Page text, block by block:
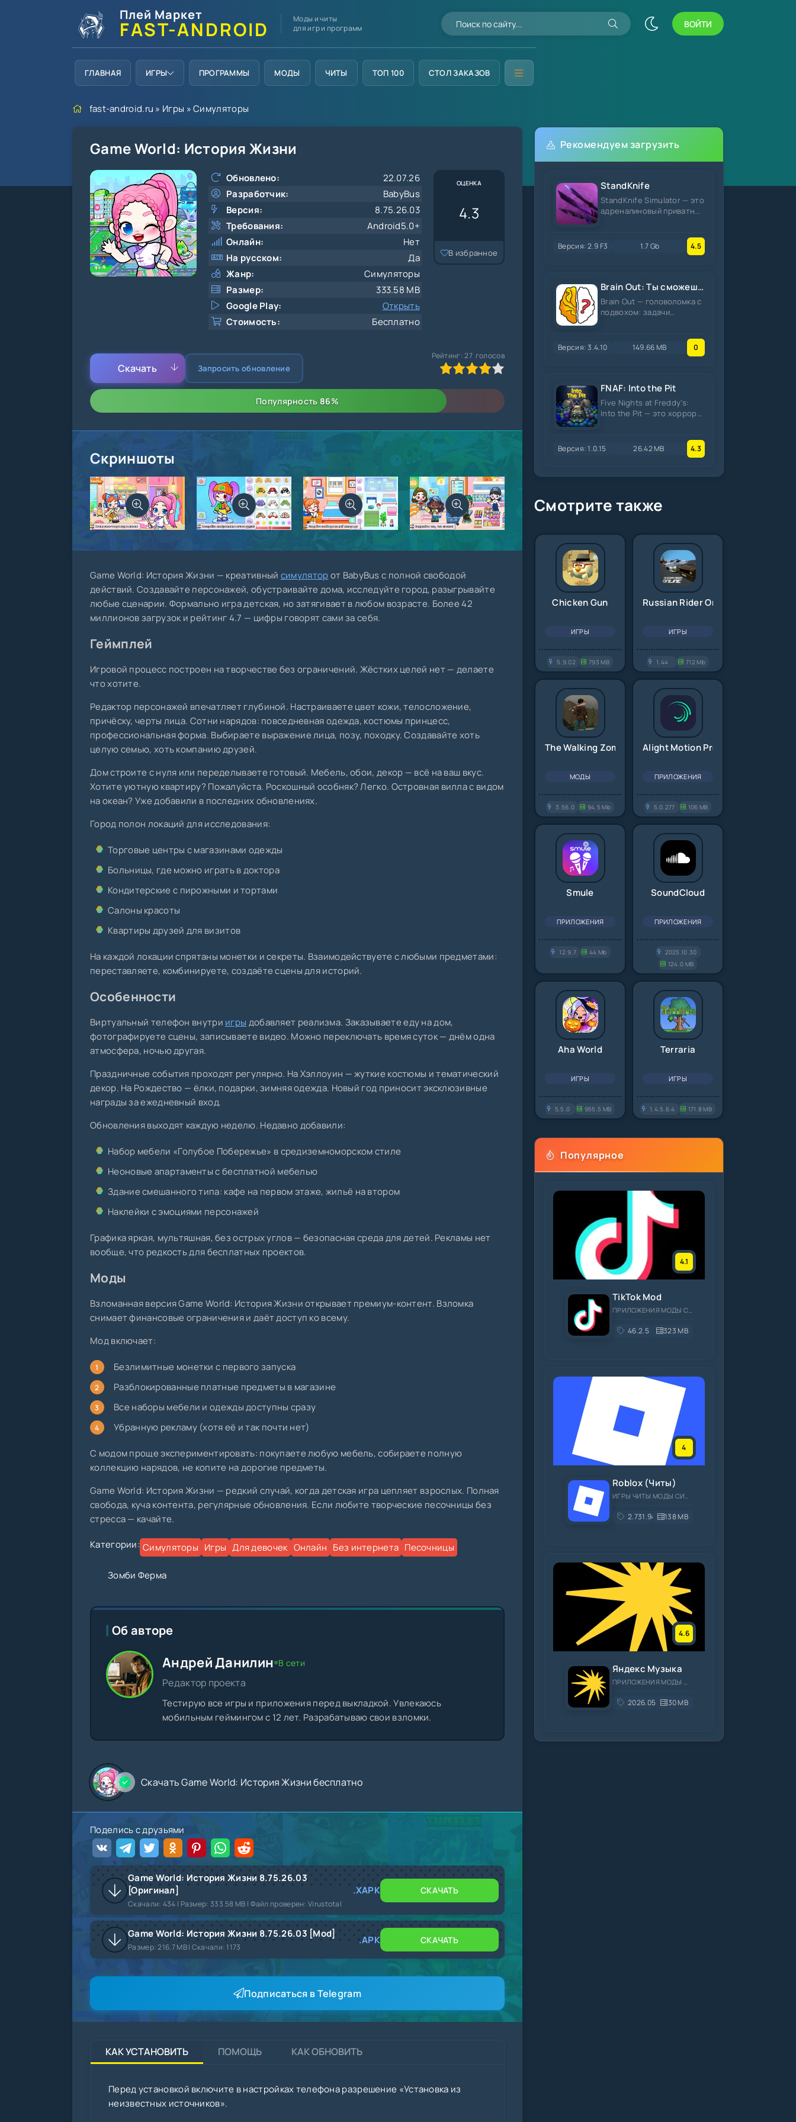
Плей Маркет
FAST-ANDROID
Моды и читы
для игр и программ
ВОЙТИ
ГЛАВНАЯ ИГРЫ ПРОГРАММЫ МОДЫ ЧИТЫ ТОП 100 СТОЛ ЗАКАЗОВ
fast-android.ru » Игры »Симуляторы
Game World: История Жизни
Обновлено:
22.07.26
Разработчик:
BabyBus
Версия:
8.75.26.03
Требования:
Android5.0+
Онлайн:
Нет
На русском:
Да
Жанр:
Симуляторы
Размер:
333.58 MB
Google Play:
Открыть
Стоимость:
Бесплатно
ОЦЕНКА
4.3
В избранное
Скачать Запросить обновление
Рейтинг:27 голосов
Популярность 86%
Скриншоты
Game World: История Жизни — креативный симуляторот BabyBus с полной свободой
действий. Создавайте персонажей, обустраивайте дома, исследуйте город, разыгрывайте
любые сценарии. Формально игра детская, но затягивает в любом возрасте. Более 42
миллионов загрузок и рейтинг 4.7 — цифры говорят сами за себя.
Геймплей
Игровой процесс построен на творчестве без ограничений. Жёстких целей нет — делаете
что хотите.
Редактор персонажей впечатляет глубиной. Настраиваете цвет кожи, телосложение,
причёску, черты лица. Сотни нарядов: повседневная одежда, костюмы принцесс,
профессиональная форма. Выбираете выражение лица, позу, походку. Создавайте хоть
целую семью, хоть компанию друзей.
Дом строите с нуля или переделываете готовый. Мебель, обои, декор — всё на ваш вкус.
Хотите уютную квартиру? Пожалуйста. Роскошный особняк? Легко. Островная вилла с видом
на океан? Уже добавили в последних обновлениях.
Город полон локаций для исследования:
Торговые центры с магазинами одежды
Больницы, где можно играть в доктора
Кондитерские с пирожными и тортами
Салоны красоты
Квартиры друзей для визитов
На каждой локации спрятаны монетки и секреты. Взаимодействуете с любыми предметами:
переставляете, комбинируете, создаёте сцены для историй.
Особенности
Виртуальный телефон внутри игры добавляет реализма. Заказываете еду на дом,
фотографируете сцены, записываете видео. Можно переключать время суток — днём одна
атмосфера, ночью другая.
Праздничные события проходят регулярно. На Хэллоуин — жуткие костюмы и тематический
декор. На Рождество — ёлки, подарки, зимняя одежда. Новый год приносит эксклюзивные
награды за ежедневный вход.
Обновления выходят каждую неделю. Недавно добавили:
Набор мебели «Голубое Побережье» в средиземноморском стиле
Неоновые апартаменты с бесплатной мебелью
Здание смешанного типа: кафе на первом этаже, жильё на втором
Наклейки с эмоциями персонажей
Графика яркая, мультяшная, без острых углов — безопасная среда для детей. Рекламы нет
вообще, что редкость для бесплатных проектов.
Моды
Взломанная версия Game World: История Жизни открывает премиум-контент. Взломка
снимает финансовые ограничения и даёт доступ ко всему.
Мод включает:
Безлимитные монетки с первого запуска
Разблокированные платные предметы в магазине
Все наборы мебели и одежды доступны сразу
Убранную рекламу (хотя её и так почти нет)
С модом проще экспериментировать: покупаете любую мебель, собираете полную
коллекцию нарядов, не копите на дорогие предметы.
Game World: История Жизни — редкий случай, когда детская игра цепляет взрослых. Полная
свобода, куча контента, регулярные обновления. Если любите творческие песочницы без
стресса — качайте.
Категории: Симуляторы Игры Для девочек Онлайн Без интернета Песочницы
Зомби Ферма
Об авторе
Андрей Данилин В сети
Редактор проекта
Тестирую все игры и приложения перед выкладкой. Увлекаюсь
мобильным геймингом с 12 лет. Разрабатываю свои взломки.
Скачать Game World: История Жизни бесплатно
Поделись с друзьями
Game World: История Жизни 8.75.26.03
[Оригинал]
Скачали: 434 | Размер: 333.58 MB | Файл проверен: Virustotal
.XAPK СКАЧАТЬ
Game World: История Жизни 8.75.26.03 [Mod]
Размер:216.7 MB | Скачали: 1173
.APK СКАЧАТЬ
Подписаться в Telegram
КАК УСТАНОВИТЬ ПОМОЩЬ КАК ОБНОВИТЬ
Перед установкой включите в настройках телефона разрешение «Установка из
неизвестных источников».
Рекомендуем загрузить
StandKnife
StandKnife Simulator — это
адреналиновый приватный
мастерство
Версия: 2.9 F3 1.7 Gb 4.5
Brain Out: Ты сможешь пройти?
Brain Out — головоломка с
подвохом: задачи
и поиском
Версия: 3.4.10 149.66 MB 0
FNAF: Into the Pit
Five Nights at Freddy's:
Into the Pit — это хоррор-
Версия: 1.0.15 26.42 MB 4.3
Смотрите также
Chicken Gun
ИГРЫ
5.9.02 793 MB
Russian Rider Online
ИГРЫ
1.44 712 Mb
The Walking Zombie 2
МОДЫ
3.56.0 94.5 Mb
Alight Motion Pro
ПРИЛОЖЕНИЯ
5.0.277 106 MB
Smule
ПРИЛОЖЕНИЯ
12.9.7 44 Mb
SoundCloud
ПРИЛОЖЕНИЯ
2025.10.30
124.0 MB
Aha World
ИГРЫ
5.5.0 955.5 MB
Terraria
ИГРЫ
1.4.5.6.4 171.8 MB
Популярное
4.1
TikTok Mod
ПРИЛОЖЕНИЯ МОДЫ СОЦИАЛЬНЫЕ
46.2.5 323 MB
4
Roblox (Читы)
ИГРЫ ЧИТЫ МОДЫ СИМУЛЯТОРЫ ОНЛАЙН
2.731.944 138 MB
4.6
Яндекс Музыка
ПРИЛОЖЕНИЯ МОДЫ МУЗЫКА И АУДИО
2026.05.3 30 MB